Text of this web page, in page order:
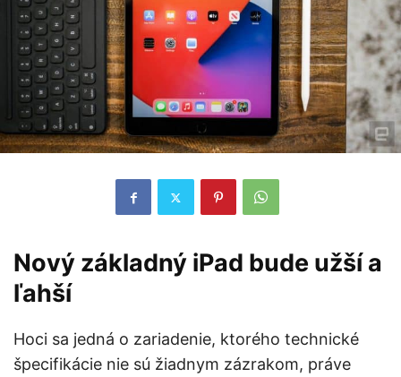
Nový základný iPad bude užší a
ľahší
Hoci sa jedná o zariadenie, ktorého technické
špecifikácie nie sú žiadnym zázrakom, práve